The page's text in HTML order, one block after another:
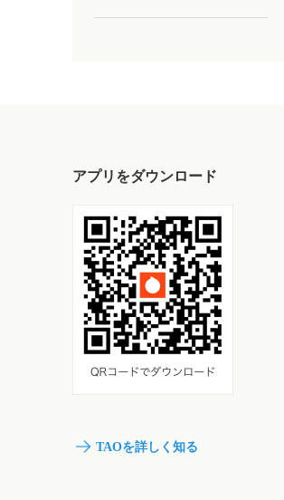
アプリをダウンロード
TAOを詳しく知る